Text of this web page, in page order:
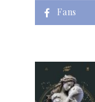
Fans